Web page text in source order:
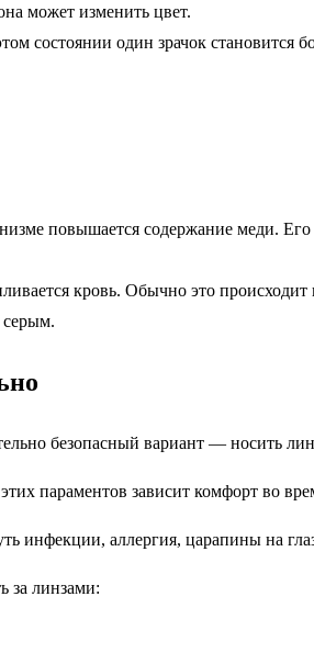
может изменить цвет.
состоянии один зрачок становится
повышается содержание меди.
кровь. Обычно это
серым.
безопасный вариант — носить
параментов зависит комфорт во
инфекции, аллергия, царапины на
за линзами: